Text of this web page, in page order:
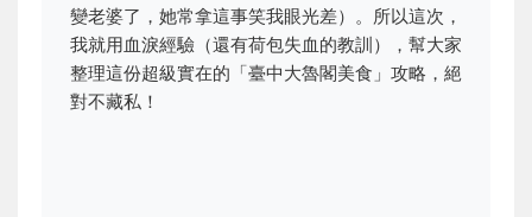
變老婆了，她常拿這事笑我眼光差）。所以這次，
我就用血淚經驗（還有荷包失血的教訓），幫大家
整理這份超級實在的「臺中大魯閣美食」攻略，絕
對不藏私！